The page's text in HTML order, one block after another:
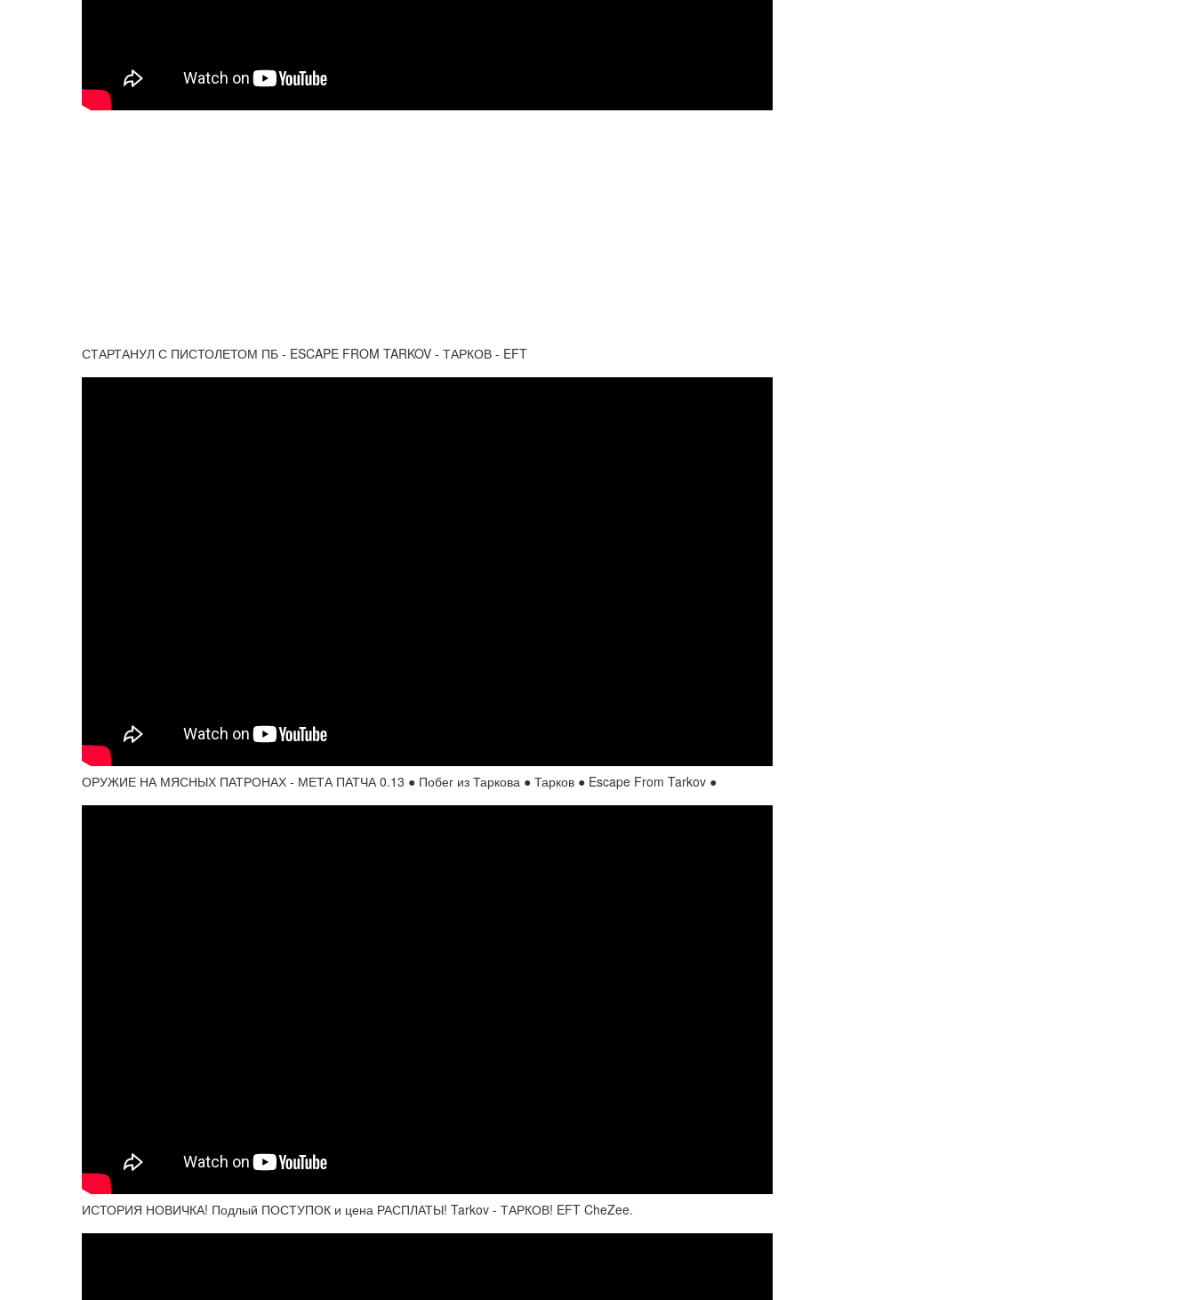
СТАРТАНУЛ С ПИСТОЛЕТОМ ПБ - ESCAPE FROM TARKOV - ТАРКОВ - EFT
ОРУЖИЕ НА МЯСНЫХ ПАТРОНАХ - МЕТА ПАТЧА 0.13 ● Побег из Таркова ● Тарков ● Escape From Tarkov ●
ИСТОРИЯ НОВИЧКА! Подлый ПОСТУПОК и цена РАСПЛАТЫ! Tarkov - ТАРКОВ! EFT CheZee.